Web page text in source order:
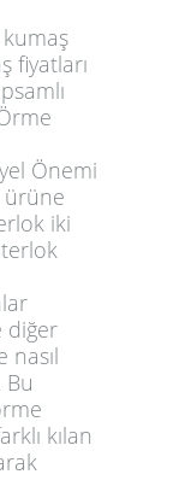
fiyatları
Önemi
iki
diğer
kılan